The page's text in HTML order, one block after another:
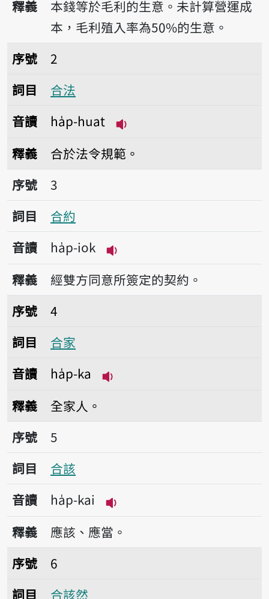
釋義
本錢等於毛利的生意。未計算營運成
本，毛利殖入率為50%的生意。
序號2合法
序號
2
詞目
合法
音讀
ha̍p-huat
釋義
合於法令規範。
序號3合約
序號
3
詞目
合約
音讀
ha̍p-iok
播放音讀ha̍p-iok
釋義
經雙方同意所簽定的契約。
序號4合家
序號
4
詞目
合家
音讀
ha̍p-ka
釋義
全家人。
序號5合該
序號
5
詞目
合該
音讀
ha̍p-kai
播放音讀ha̍p-kai
釋義
應該、應當。
序號6合該然
序號
6
詞目
合該然